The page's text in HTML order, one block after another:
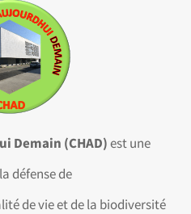
Demain (CHAD)est une
défense de
de vie et de la biodiversité